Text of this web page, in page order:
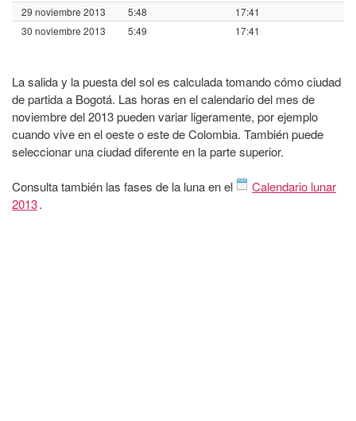
29 noviembre 2013
5:48
17:41
30 noviembre 2013
5:49 17:41
La salida y la puesta del sol es calculada tomando cómo ciudad
de partida a Bogotá. Las horas en el calendario del mes de
noviembre del 2013 pueden variar ligeramente, por ejemplo
cuando vive en el oeste o este de Colombia. También puede
seleccionar una ciudad diferente en la parte superior.
Consulta también las fases de la luna en el
Calendario lunar
2013.